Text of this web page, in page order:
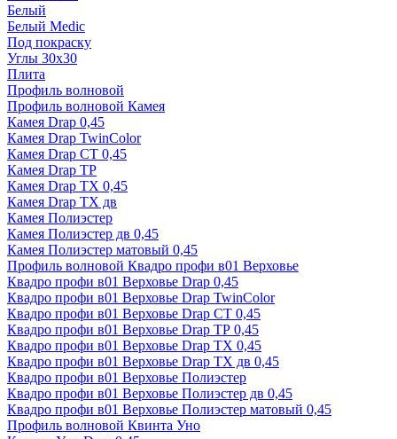
Белый
Белый Medic
Под покраску
Углы 30х30
Плита
Профиль волновой
Профиль волновой Камея
Камея Drap 0,45
Камея Drap TwinColor
Камея Drap СТ 0,45
Камея Drap ТР
Камея Drap ТХ 0,45
Камея Drap ТХ дв
Камея Полиэстер
Камея Полиэстер дв 0,45
Камея Полиэстер матовый 0,45
Профиль волновой Квадро профи в01 Верховье
Квадро профи в01 Верховье Drap 0,45
Квадро профи в01 Верховье Drap TwinColor
Квадро профи в01 Верховье Drap СТ 0,45
Квадро профи в01 Верховье Drap ТР 0,45
Квадро профи в01 Верховье Drap ТХ 0,45
Квадро профи в01 Верховье Drap ТХ дв 0,45
Квадро профи в01 Верховье Полиэстер
Квадро профи в01 Верховье Полиэстер дв 0,45
Квадро профи в01 Верховье Полиэстер матовый 0,45
Профиль волновой Квинта Уно